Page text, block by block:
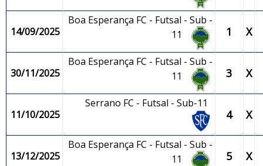
14/09/2025
Boa Esperança FC - Futsal - Sub -
11
1 X
30/11/2025
Boa Esperança FC - Futsal - Sub -
11
3 X
11/10/2025
Serrano FC - Futsal - Sub-11
4 X
13/12/2025
Boa Esperança FC - Futsal - Sub -
11
5 X